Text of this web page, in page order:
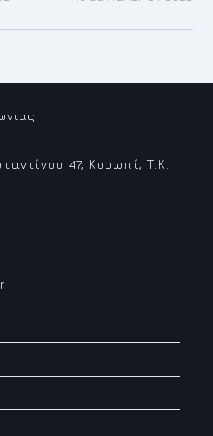
ΓΙΑ
ΠΟΥ
ΕΡΓΑΖΟΜΈΝΟΥΣ
ΚΑΙ
47, Κορωπί, Τ.Κ.
Opens